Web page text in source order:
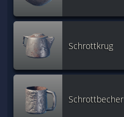
Schrottkrug
Schrottbecher